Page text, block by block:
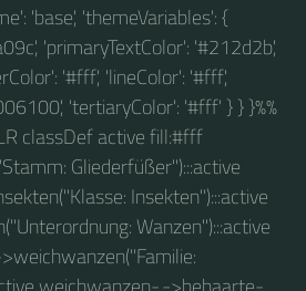
'base', 'themeVariables': {
'primaryTextColor': '#212d2b',
'#fff', 'lineColor': '#fff',
'tertiaryColor': '#fff' } } }%%
classDef active fill:#fff
Gliederfüßer"):::active
Insekten"):::active
Wanzen"):::active